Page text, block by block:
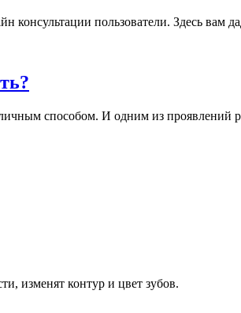
пользователи. Здесь вам
способом. И одним из проявлений
изменят контур и цвет зубов.